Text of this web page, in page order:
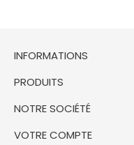
INFORMATIONS
PRODUITS
NOTRE SOCIÉTÉ
VOTRE COMPTE